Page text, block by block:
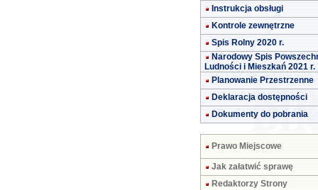
Instrukcja obsługi
Kontrole zewnętrzne
Spis Rolny 2020 r.
Narodowy Spis
Ludności i Mieszkań 2021 r.
Planowanie Przestrzenne
Deklaracja dostępności
Dokumenty do pobrania
Prawo Miejscowe
Jak załatwić sprawę
Redaktorzy Strony